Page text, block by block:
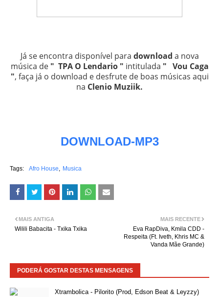
Já se encontra disponível para download a nova
música de " TPA O Lendario " intitulada " Vou Caga
", faça já o download e desfrute de boas músicas aqui
na Clenio Muziik.
DOWNLOAD-MP3
Tags: Afro House Musica
MAIS RECENTE
Eva RapDiva, Kmila CDD -
Respeita (Ft. Iveth, Khris MC &
Vanda Mãe Grande)
MAIS ANTIGA
Wilili Babacita - Txika Txika
PODERÁ GOSTAR DESTAS MENSAGENS
Xtrambolica - Pilorito (Prod, Edson Beat & Leyzzy)